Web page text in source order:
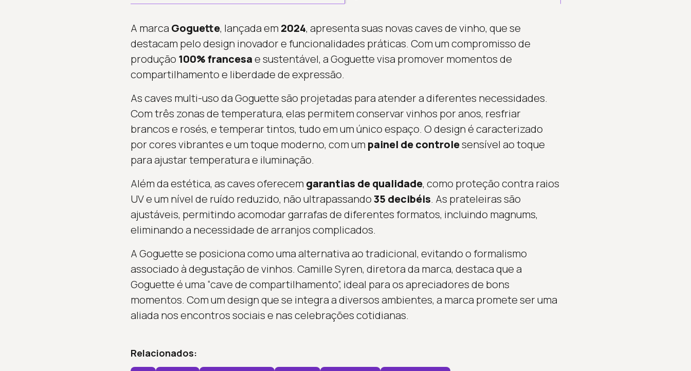
A marca Goguette, lançada em 2024, apresenta suas novas caves de vinho, que se
destacam pelo design inovador e funcionalidades práticas. Com um compromisso de
produção 100% francesae sustentável, a Goguette visa promover momentos de
compartilhamento e liberdade de expressão.
As caves multi-uso da Goguette são projetadas para atender a diferentes necessidades.
Com três zonas de temperatura, elas permitem conservar vinhos por anos, resfriar
brancos e rosés, e temperar tintos, tudo em um único espaço. O design é caracterizado
por cores vibrantes e um toque moderno, com um painel de controlesensível ao toque
para ajustar temperatura e iluminação.
Além da estética, as caves oferecem garantias de qualidade, como proteção contra raios
UV e um nível de ruído reduzido, não ultrapassando35 decibéis. As prateleiras são
ajustáveis, permitindo acomodar garrafas de diferentes formatos, incluindo magnums,
eliminando a necessidade de arranjos complicados.
A Goguette se posiciona como uma alternativa ao tradicional, evitando o formalismo
associado à degustação de vinhos. Camille Syren, diretora da marca, destaca que a
Goguette é uma “cave de compartilhamento”, ideal para os apreciadores de bons
momentos. Com um design que se integra a diversos ambientes, a marca promete ser uma
aliada nos encontros sociais e nas celebrações cotidianas.
Relacionados: